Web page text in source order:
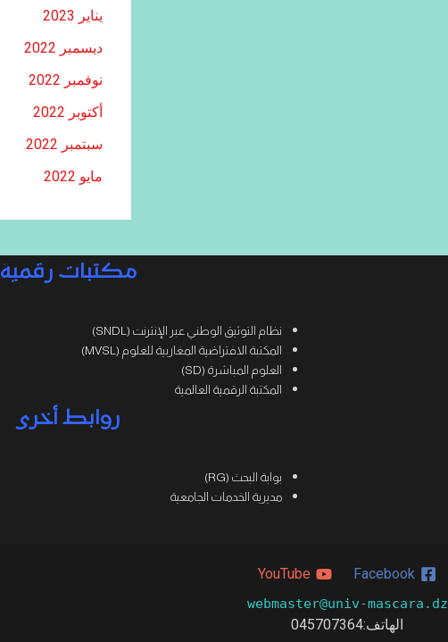
يناير 2023
ديسمبر 2022
نوفمبر 2022
أكتوبر 2022
سبتمبر 2022
مايو 2022
مكتبات رقمية
نظام التوثيق الوطني عبر الإنترنت (SNDL)
المكتبة الافتراضية المغاربية للعلوم (MVSL)
العلوم المباشرة (SD)
المكتبة الرقمية العالمية
روابط أخرى
بوابة البحث (RG)
مديرية الخدمات الجامعية
Facebook
YouTube
webmaster@univ-mascara.dz
الهاتف:045707364